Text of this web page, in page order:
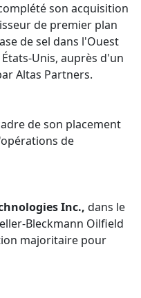
son acquisition
de premier plan
de sel dans l'Ouest
Unis, auprès d'un
Altas Partners.
de son placement
de
Inc., dans le
Bleckmann Oilfield
majoritaire pour